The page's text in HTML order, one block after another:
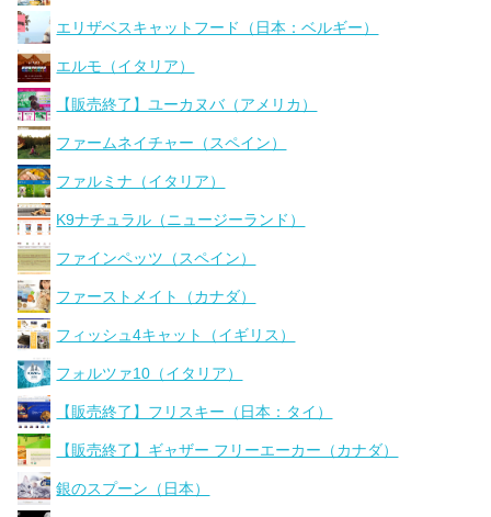
エリザベスキャットフード（日本：ベルギー）
エルモ（イタリア）
【販売終了】ユーカヌバ（アメリカ）
ファームネイチャー（スペイン）
ファルミナ（イタリア）
K9ナチュラル（ニュージーランド）
ファインペッツ（スペイン）
ファーストメイト（カナダ）
フィッシュ4キャット（イギリス）
フォルツァ10（イタリア）
【販売終了】フリスキー（日本：タイ）
【販売終了】ギャザー フリーエーカー（カナダ）
銀のスプーン（日本）